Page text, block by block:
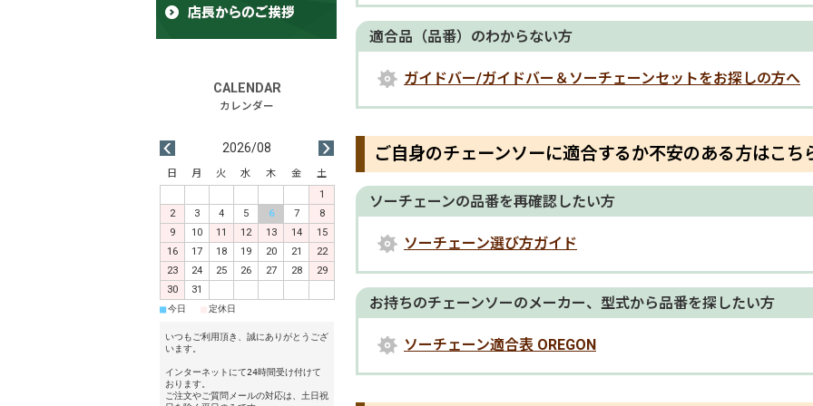
適合品（品番）のわからない方
ガイドバー/ガイドバー＆ソーチェーンセットをお探しの方へ
ご自身のチェーンソーに適合するか不安のある方はこち
ソーチェーンの品番を再確認したい方
ソーチェーン選び方ガイド
お持ちのチェーンソーのメーカー、型式から品番を探したい方
ソーチェーン適合表 OREGON
2026/08
日 月 火 水 木 金
土
1
2
3 4 5 6 7
8
9
10 11 12 13 14
15
16
17 18 19 20 21
22
23
24 25 26 27 28
29
30
31
■今日 定休日
いつもご利用頂き、誠にありがとうござ
います。
インターネットにて24時間受け付けて
おります。
ご注文やご質問メールの対応は、土日祝